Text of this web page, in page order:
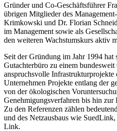
Gründer und Co-Geschäftsführer
übrigen Mitglieder des
Krimkowski und Dr. Florian
im Management sowie als
den weiteren Wachstumskurs aktiv
Seit der Gründung im Jahr 1994
Gutachterbüro zu einem bundesweit
anspruchsvolle
Unternehmen Projekte entlang der
von der ökologischen
Genehmigungsverfahren bis hin
Zu den Referenzen zählen
und des Netzausbaus wie
Link.